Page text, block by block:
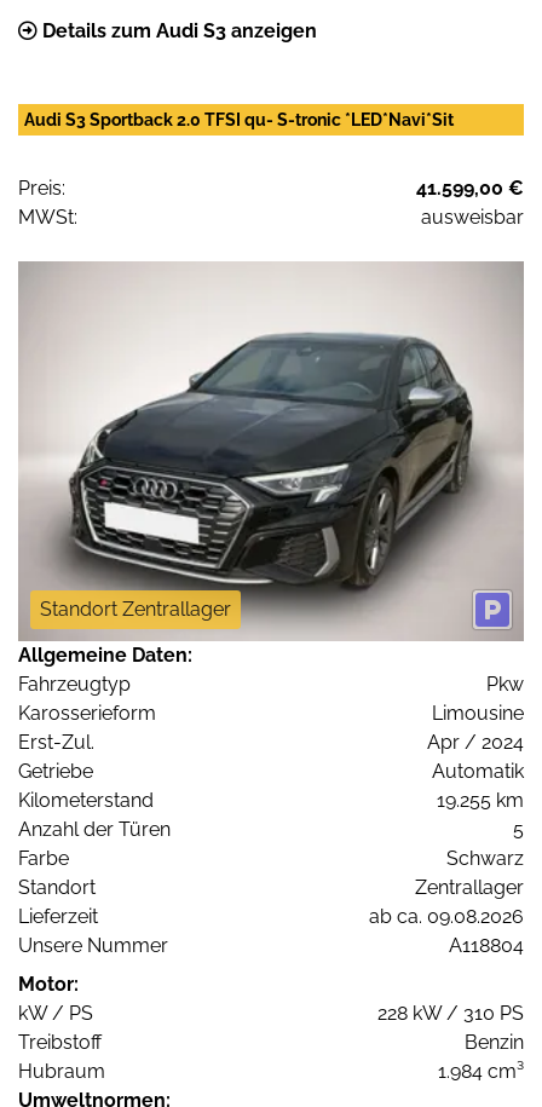
Details zum Audi S3 anzeigen
Audi S3 Sportback 2.0 TFSI qu- S-tronic *LED*Navi*Sit
Preis:
41.599,00 €
MWSt:
ausweisbar
Standort Zentrallager
Allgemeine Daten:
Fahrzeugtyp
Pkw
Karosserieform
Limousine
Erst-Zul.
Apr / 2024
Getriebe
Automatik
Kilometerstand
19.255 km
Anzahl der Türen
5
Farbe
Schwarz
Standort
Zentrallager
Lieferzeit
ab ca. 09.08.2026
Unsere Nummer
A118804
Motor:
kW / PS
228 kW / 310 PS
Treibstoff
Benzin
Hubraum
1.984 cm³
Umweltnormen: